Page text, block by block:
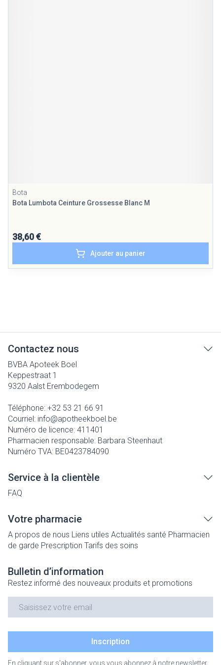
Bota
Bota Lumbota Ceinture Grossesse Blanc M
38,60 €
Ajouter au panier
Contactez nous
BVBA Apoteek Boel
Keppestraat 1
9320 Aalst Erembodegem
Téléphone: +32 53 21 66 91
Courriel: info@apotheekboel.be
Numéro de licence: 411401
Pharmacien responsable: Barbara Steenhaut
Numéro TVA: BE0423784090
Service à la clientèle
FAQ
Votre pharmacie
A propos de nous Liens utiles Actualités santé Pharmacien
de garde Prescription Tarifs des soins
Bulletin d’information
Restez informé des nouveaux produits et promotions
Inscription
En cliquant sur s'abonner, vous vous abonnez à notre newsletter